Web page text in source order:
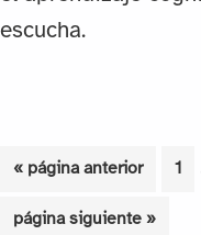
escucha.
« Ir
la
página anterior 1
Ir
página siguiente »